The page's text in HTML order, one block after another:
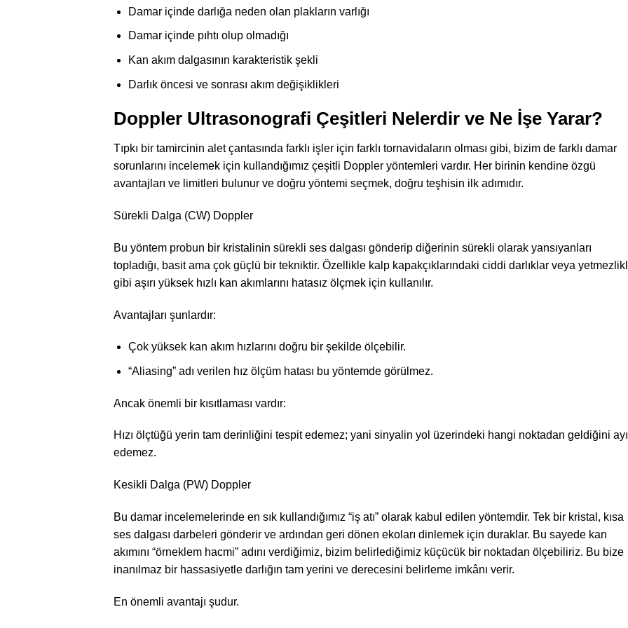
Damar içinde darlığa neden olan plakların varlığı
Damar içinde pıhtı olup olmadığı
Kan akım dalgasının karakteristik şekli
Darlık öncesi ve sonrası akım değişiklikleri
Doppler Ultrasonografi Çeşitleri Nelerdir ve Ne İşe Yarar?
Tıpkı bir tamircinin alet çantasında farklı işler için farklı tornavidaların olması gibi, bizim de farklı damar
sorunlarını incelemek için kullandığımız çeşitli Doppler yöntemleri vardır. Her birinin kendine özgü
avantajları ve limitleri bulunur ve doğru yöntemi seçmek, doğru teşhisin ilk adımıdır.
Sürekli Dalga (CW) Doppler
Bu yöntem probun bir kristalinin sürekli ses dalgası gönderip diğerinin sürekli olarak yansıyanları
topladığı, basit ama çok güçlü bir tekniktir. Özellikle kalp kapakçıklarındaki ciddi darlıklar veya
gibi aşırı yüksek hızlı kan akımlarını hatasız ölçmek için kullanılır.
Avantajları şunlardır:
Çok yüksek kan akım hızlarını doğru bir şekilde ölçebilir.
“Aliasing” adı verilen hız ölçüm hatası bu yöntemde görülmez.
Ancak önemli bir kısıtlaması vardır:
Hızı ölçtüğü yerin tam derinliğini tespit edemez; yani sinyalin yol üzerindeki hangi noktadan geldiğini
edemez.
Kesikli Dalga (PW) Doppler
Bu damar incelemelerinde en sık kullandığımız “iş atı” olarak kabul edilen yöntemdir. Tek bir kristal, kısa
ses dalgası darbeleri gönderir ve ardından geri dönen ekoları dinlemek için duraklar. Bu sayede kan
akımını “örneklem hacmi” adını verdiğimiz, bizim belirlediğimiz küçücük bir noktadan ölçebiliriz. Bu bize
inanılmaz bir hassasiyetle darlığın tam yerini ve derecesini belirleme imkânı verir.
En önemli avantajı şudur.